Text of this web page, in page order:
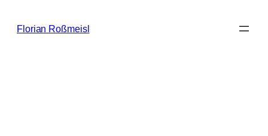
Inhalt
Florian Roßmeisl